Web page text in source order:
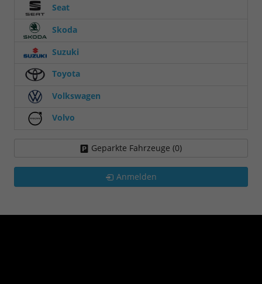
Seat
Skoda
Suzuki
Toyota
Volkswagen
Volvo
Geparkte Fahrzeuge (0)
Anmelden